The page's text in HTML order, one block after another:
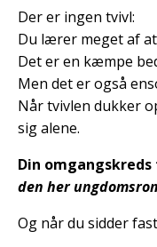
Der er ingen tvivl:
Du lærer meget af
Det er en kæmpe
Men det er også
Når tvivlen dukker
sig alene.
Din
den her
Og når du sidder